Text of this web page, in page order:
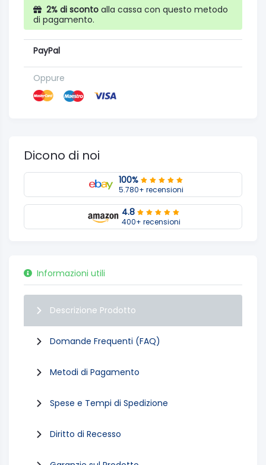
2% di sconto alla cassa con questo metodo
di pagamento.
PayPal
Oppure
Dicono di noi
100%
5.780+ recensioni
4.8
400+ recensioni
Informazioni utili
Descrizione Prodotto
Domande Frequenti (FAQ)
Metodi di Pagamento
Spese e Tempi di Spedizione
Diritto di Recesso